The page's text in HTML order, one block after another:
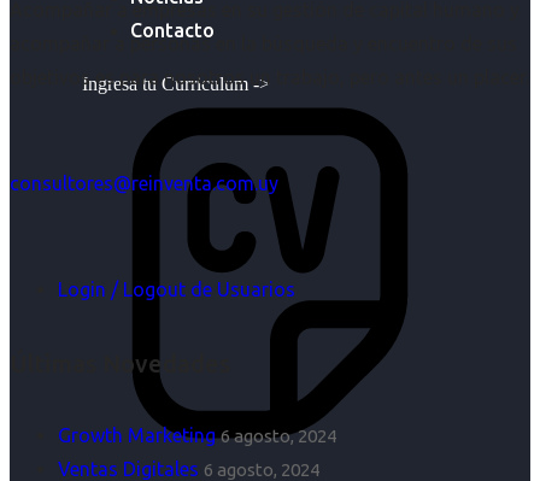
Contacto
Ingresa tu Curriculum ->
Acompañar a empresas en su gestión de capital humano y
acompañar a personas en la búsqueda y encuentro de sus
objetivos es para nosotros un trabajo, pero antes un placer.
consultores@reinventa.com.uy
Login / Logout de Usuarios
Últimas Novedades
Growth Marketing 6 agosto, 2024
Ventas Digitales 6 agosto, 2024